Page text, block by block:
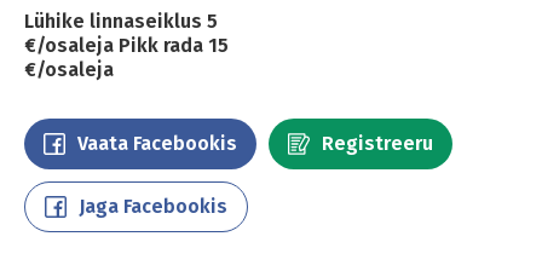
Lühike linnaseiklus 5
€/osaleja Pikk rada 15
€/osaleja
Vaata Facebookis Registreeru
Jaga Facebookis